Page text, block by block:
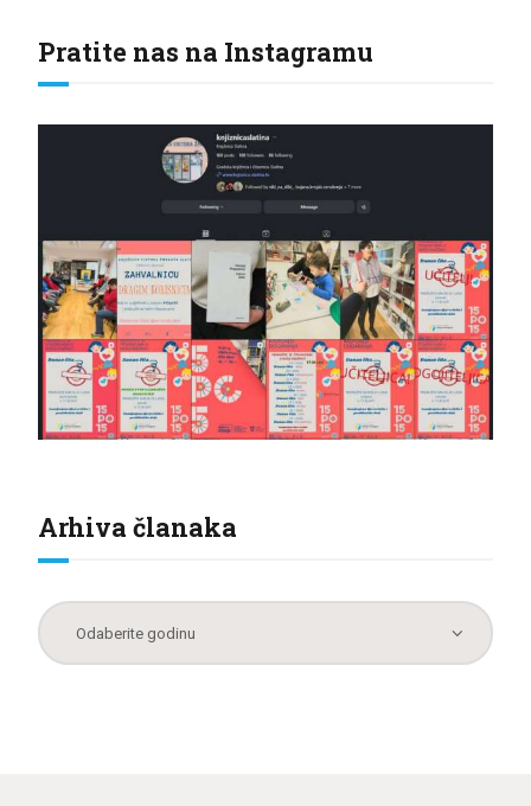
Pratite nas na Instagramu
Arhiva članaka